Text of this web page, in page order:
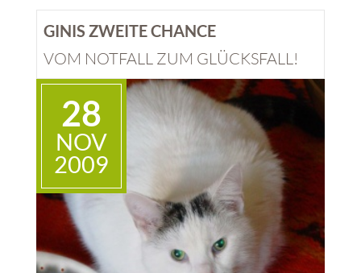
GINIS ZWEITE CHANCE
VOM NOTFALL ZUM GLÜCKSFALL!
28
NOV
2009